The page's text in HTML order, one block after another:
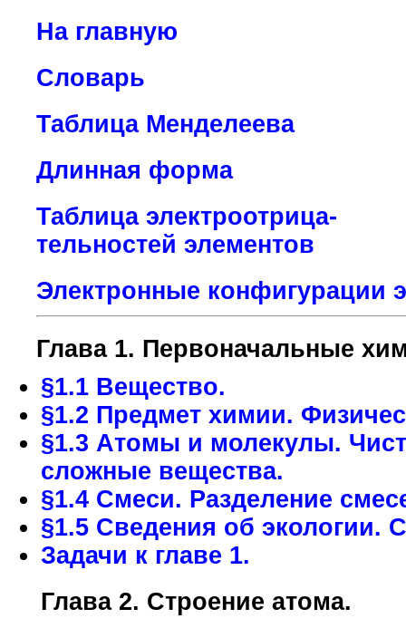
На главную
Словарь
Таблица Менделеева
Длинная форма
Таблица электроотрица-
тельностей элементов
Электронные конфигурации
Глава 1. Первоначальные
§1.1 Вещество.
§1.2 Предмет химии.
§1.3 Атомы и молекулы.
сложные вещества.
§1.4 Смеси. Разделение
§1.5 Сведения об экологии.
Задачи к главе 1.
Глава 2. Строение атома.